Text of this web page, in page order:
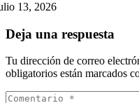
13, 2026
Deja una respuesta
Tu dirección de correo
obligatorios están marcados